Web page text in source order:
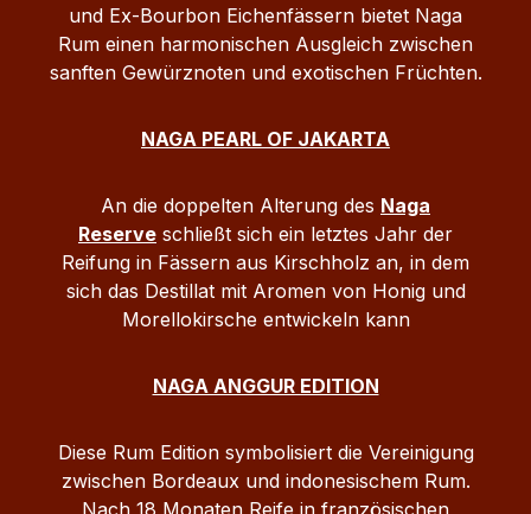
und Ex-Bourbon Eichenfässern bietet Naga
Rum einen harmonischen Ausgleich zwischen
sanften Gewürznoten und exotischen Früchten.
NAGA PEARL OF JAKARTA
An die doppelten Alterung des Naga
Reserve schließt sich ein letztes Jahr der
Reifung in Fässern aus Kirschholz an, in dem
sich das Destillat mit Aromen von Honig und
Morellokirsche entwickeln kann
NAGA ANGGUR EDITION
Diese Rum Edition symbolisiert die Vereinigung
zwischen Bordeaux und indonesischem Rum.
Nach 18 Monaten Reife in französischen